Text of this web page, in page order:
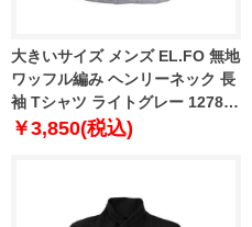
大きいサイズ メンズ EL.FO 無地
ワッフル編み ヘンリーネック 長
袖 Tシャツ ライトグレー 1278-
5680-1 3L 4L 5L 6L
￥3,850(税込)